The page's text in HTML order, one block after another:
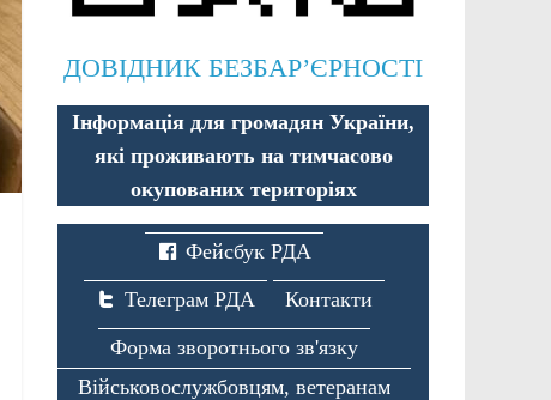
ДОВІДНИК БЕЗБАР’ЄРНОСТІ
Інформація для громадян України,
які проживають на тимчасово
окупованих територіях
Фейсбук РДА
Телеграм РДА
Контакти
Форма зворотнього зв'язку
Військовослужбовцям, ветеранам